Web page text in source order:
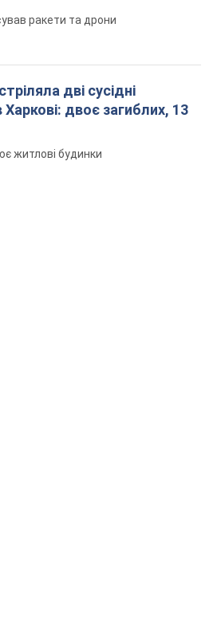
ракети та дрони
дві сусідні
Харкові: двоє загиблих, 13
житлові будинки